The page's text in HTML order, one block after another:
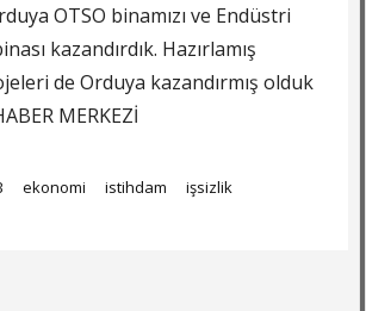
OTSO binamızı ve Endüstri
kazandırdık. Hazırlamış
de Orduya kazandırmış olduk
MERKEZİ
ekonomi istihdam işsizlik